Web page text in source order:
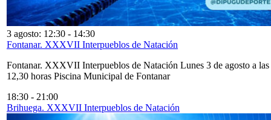
3 agosto: 12:30 - 14:30
Fontanar. XXXVII Interpueblos de Natación
Fontanar. XXXVII Interpueblos de Natación Lunes 3 de agosto a las
12,30 horas Piscina Municipal de Fontanar
18:30 - 21:00
Brihuega. XXXVII Interpueblos de Natación